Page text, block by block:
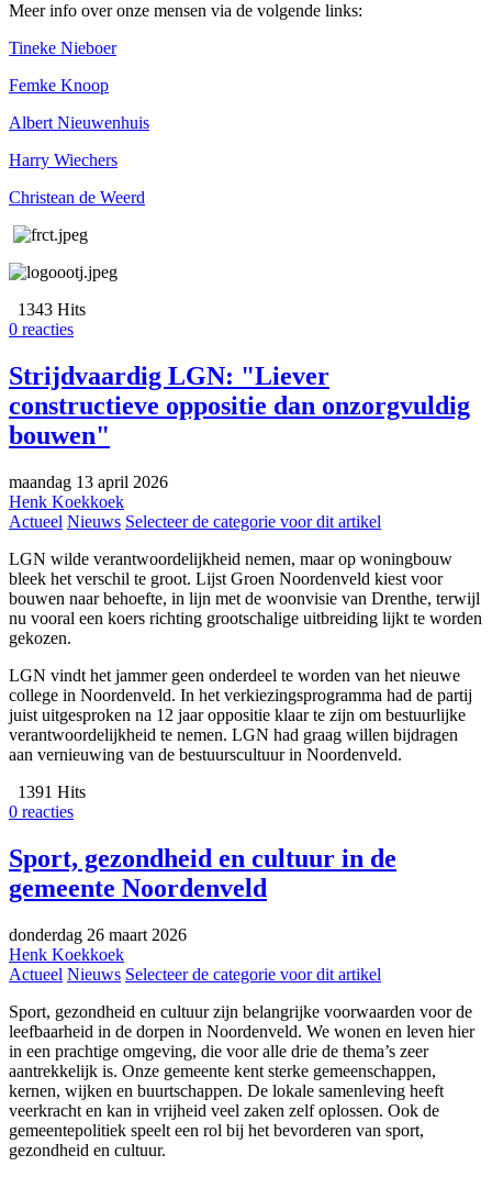
Meer info over onze mensen via de volgende links:
Tineke Nieboer
Femke Knoop
Albert Nieuwenhuis
Harry Wiechers
Christean de Weerd
1343 Hits
0 reacties
Strijdvaardig LGN: "Liever
constructieve oppositie dan onzorgvuldig
bouwen"
maandag 13 april 2026
Henk Koekkoek
Actueel Nieuws Selecteer de categorie voor dit artikel
LGN wilde verantwoordelijkheid nemen, maar op woningbouw
bleek het verschil te groot. Lijst Groen Noordenveld kiest voor
bouwen naar behoefte, in lijn met de woonvisie van Drenthe, terwijl
nu vooral een koers richting grootschalige uitbreiding lijkt te worden
gekozen.
LGN vindt het jammer geen onderdeel te worden van het nieuwe
college in Noordenveld. In het verkiezingsprogramma had de partij
juist uitgesproken na 12 jaar oppositie klaar te zijn om bestuurlijke
verantwoordelijkheid te nemen. LGN had graag willen bijdragen
aan vernieuwing van de bestuurscultuur in Noordenveld.
1391 Hits
0 reacties
Sport, gezondheid en cultuur in de
gemeente Noordenveld
donderdag 26 maart 2026
Henk Koekkoek
Actueel Nieuws Selecteer de categorie voor dit artikel
Sport, gezondheid en cultuur zijn belangrijke voorwaarden voor de
leefbaarheid in de dorpen in Noordenveld. We wonen en leven hier
in een prachtige omgeving, die voor alle drie de thema’s zeer
aantrekkelijk is. Onze gemeente kent sterke gemeenschappen,
kernen, wijken en buurtschappen. De lokale samenleving heeft
veerkracht en kan in vrijheid veel zaken zelf oplossen. Ook de
gemeentepolitiek speelt een rol bij het bevorderen van sport,
gezondheid en cultuur.